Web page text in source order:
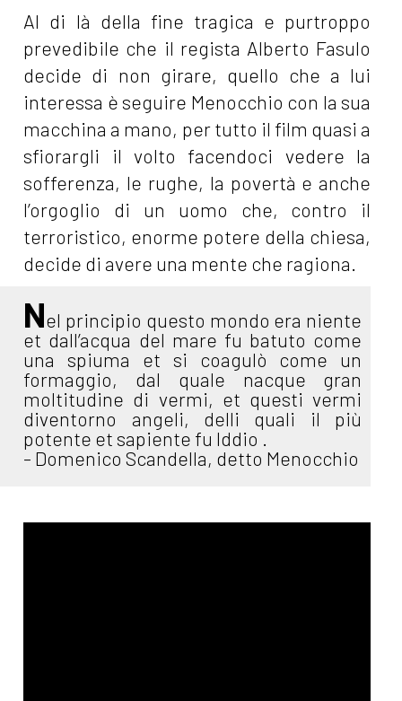
Al di là della fine tragica e purtroppo
prevedibile che il regista Alberto Fasulo
decide di non girare, quello che a lui
interessa è seguire Menocchio con la sua
macchina a mano, per tutto il film quasi a
sfiorargli il volto facendoci vedere la
sofferenza, le rughe, la povertà e anche
l’orgoglio di un uomo che, contro il
terroristico, enorme potere della chiesa,
decide di avere una mente che ragiona.
Nel principio questo mondo era niente
et dall’acqua del mare fu batuto come
una spiuma et si coagulò come un
formaggio, dal quale nacque gran
moltitudine di vermi, et questi vermi
diventorno angeli, delli quali il più
potente et sapiente fu Iddio .
- Domenico Scandella, detto Menocchio